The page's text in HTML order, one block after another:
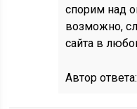
спорим над
возможно,
сайта в
Автор ответа: